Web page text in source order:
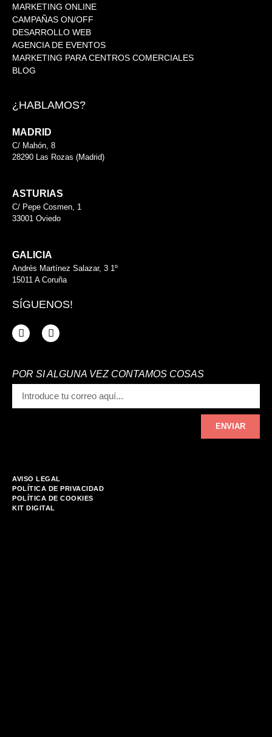
MARKETING ONLINE
CAMPAÑAS ON/OFF
DESARROLLO WEB
AGENCIA DE EVENTOS
MARKETING PARA CENTROS COMERCIALES
BLOG
¿HABLAMOS?
MADRID
C/ Mahón, 8
28290 Las Rozas (Madrid)
ASTURIAS
C/ Pepe Cosmen, 1
33001 Oviedo
GALICIA
Andrés Martínez Salazar, 3 1º
15011 A Coruña
SÍGUENOS!
POR SI ALGUNA VEZ CONTAMOS COSAS
ENVIAR
AVISO LEGAL
POLÍTICA DE PRIVACIDAD
POLÍTICA DE COOKIES
KIT DIGITAL